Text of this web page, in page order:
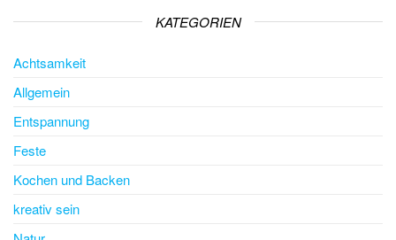
KATEGORIEN
Achtsamkeit
Allgemein
Entspannung
Feste
Kochen und Backen
kreativ sein